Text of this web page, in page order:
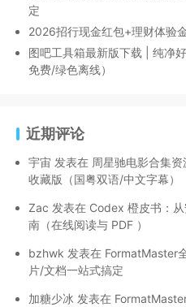
定
2026招行现金红包+理财体验
图吧工具箱最新版下载 | 纯净
免费/绿色离线）
近期评论
宇宙 发表在 周星驰电影合集
收藏版（国粤双语/中文字幕）
Zac 发表在 Codex 橙皮书：
南（在线阅读与 PDF ）
bzhwk 发表在 FormatMaster
片/文档一站式搞定
加糖少冰 发表在